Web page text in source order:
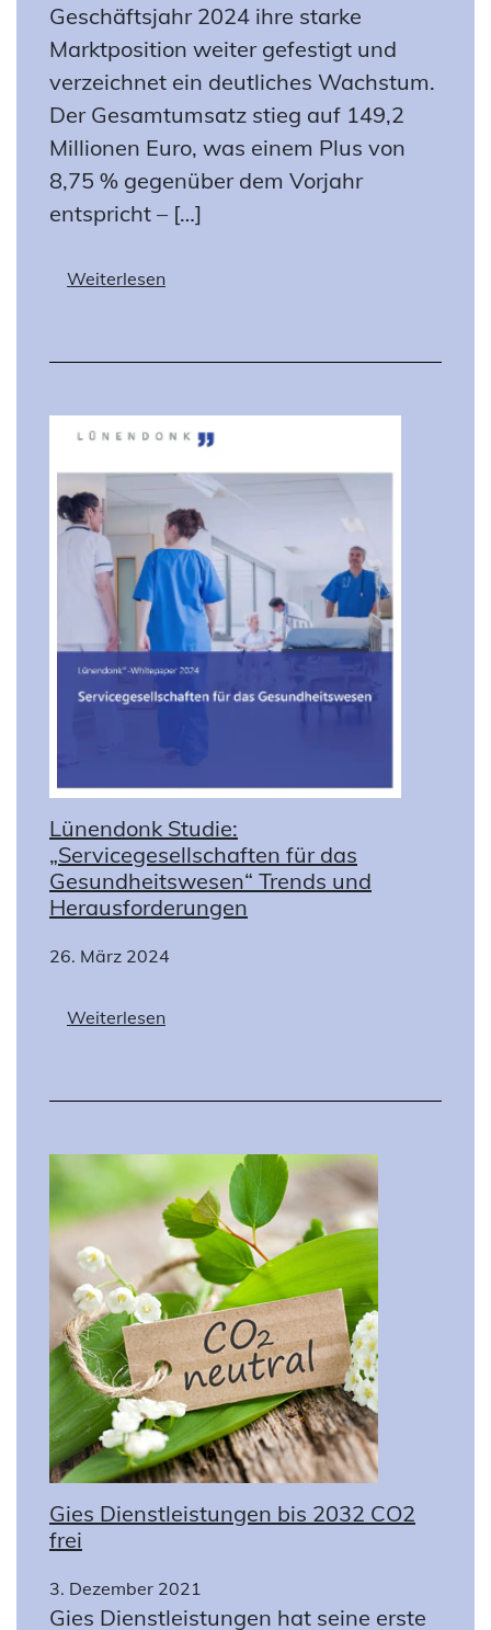
Geschäftsjahr 2024 ihre starke
Marktposition weiter gefestigt und
verzeichnet ein deutliches Wachstum.
Der Gesamtumsatz stieg auf 149,2
Millionen Euro, was einem Plus von
8,75 % gegenüber dem Vorjahr
entspricht – […]
Weiterlesen
Lünendonk Studie:
„Servicegesellschaften für das
Gesundheitswesen“ Trends und
Herausforderungen
26. März 2024
Weiterlesen
Gies Dienstleistungen bis 2032 CO2
frei
3. Dezember 2021
Gies Dienstleistungen hat seine erste